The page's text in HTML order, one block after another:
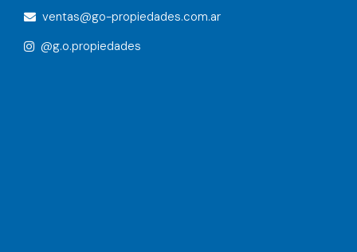
ventas@go-propiedades.com.ar
@g.o.propiedades